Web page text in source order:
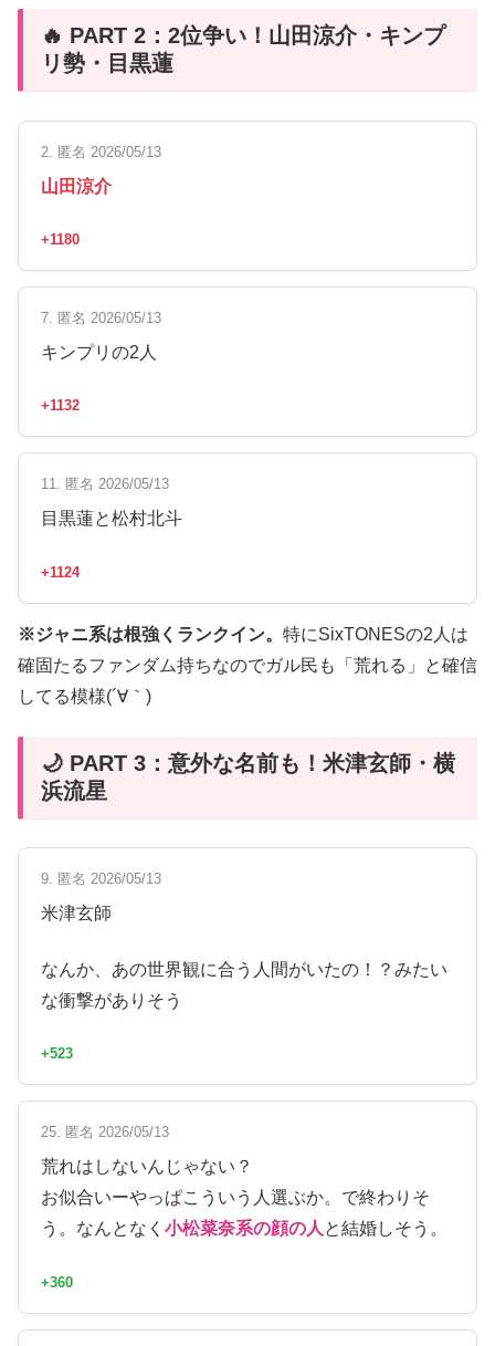
🔥 PART 2：2位争い！山田涼介・キンプ
リ勢・目黒蓮
2. 匿名 2026/05/13
山田涼介
+1180
7. 匿名 2026/05/13
キンプリの2人
+1132
11. 匿名 2026/05/13
目黒蓮と松村北斗
+1124
※ジャニ系は根強くランクイン。 特にSixTONESの2人は
確固たるファンダム持ちなのでガル民も「荒れる」と確信
してる模様(´∀｀)
🌙 PART 3：意外な名前も！米津玄師・横
浜流星
9. 匿名 2026/05/13
米津玄師
なんか、あの世界観に合う人間がいたの！？みたい
な衝撃がありそう
+523
25. 匿名 2026/05/13
荒れはしないんじゃない？
お似合いーやっぱこういう人選ぶか。で終わりそ
う。なんとなく 小松菜奈系の顔の人 と結婚しそう。
+360